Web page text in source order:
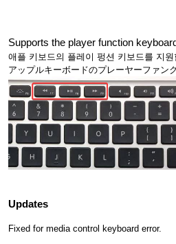
Supports the player function
애플 키보드의 플레이 펑션 키보드를 지원
アップルキーボードのプレーヤーファン
Updates
Fixed for media control keyboard error.